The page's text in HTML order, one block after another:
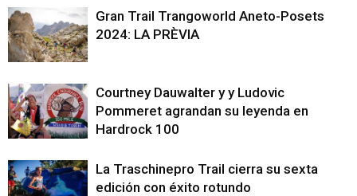
Gran Trail Trangoworld Aneto-Posets
2024: LA PRÈVIA
Courtney Dauwalter y y Ludovic
Pommeret agrandan su leyenda en
Hardrock 100
La Traschinepro Trail cierra su sexta
edición con éxito rotundo